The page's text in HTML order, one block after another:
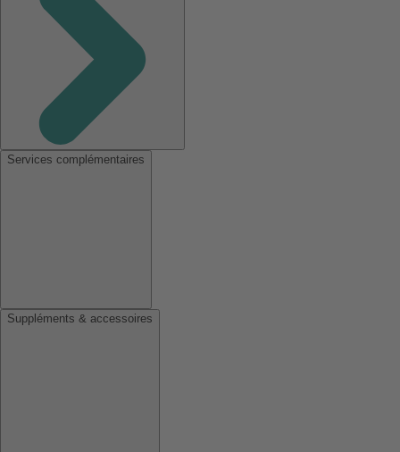
Services complémentaires
Suppléments & accessoires